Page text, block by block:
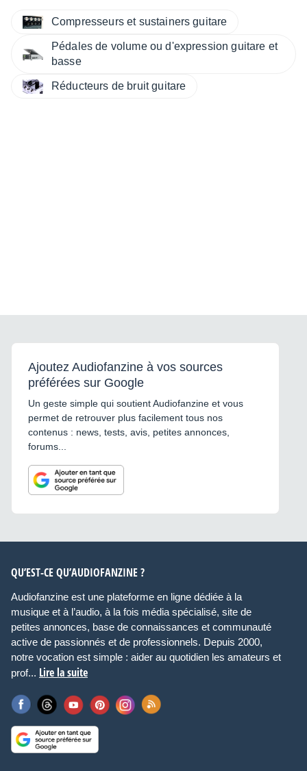
Compresseurs et sustainers guitare
Pédales de volume ou d'expression guitare et
basse
Réducteurs de bruit guitare
Ajoutez Audiofanzine à vos sources
préférées sur Google
Un geste simple qui soutient Audiofanzine et vous
permet de retrouver plus facilement tous nos
contenus : news, tests, avis, petites annonces,
forums...
QU’EST-CE QU’AUDIOFANZINE ?
Audiofanzine est une plateforme en ligne dédiée à la
musique et à l’audio, à la fois média spécialisé, site de
petites annonces, base de connaissances et communauté
active de passionnés et de professionnels. Depuis 2000,
notre vocation est simple : aider au quotidien les amateurs et
prof... Lire la suite